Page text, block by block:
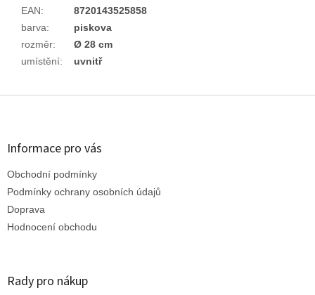
EAN:
8720143525858
barva:
piskova
rozměr:
Ø 28 cm
umístění: uvnitř
Z
Informace pro vás
Obchodní podmínky
Podmínky ochrany osobních údajů
Doprava
Hodnocení obchodu
Rady pro nákup